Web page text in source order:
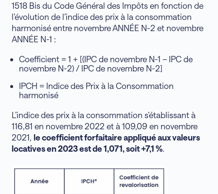
1518 Bis du Code Général des Impôts en fonction de
l’évolution de l’indice des prix à la consommation
harmonisé entre novembre ANNÉE N-2 et novembre
ANNÉE N-1 :
Coefficient = 1 + [(IPC de novembre N-1 – IPC de
novembre N-2) / IPC de novembre N-2]
IPCH = Indice des Prix à la Consommation
harmonisé
L’indice des prix à la consommation s’établissant à
116,81 en novembre 2022 et à 109,09 en novembre
2021, le coefficient forfaitaire appliqué aux valeurs
locatives en 2023 est de 1,071, soit +7,1 %.